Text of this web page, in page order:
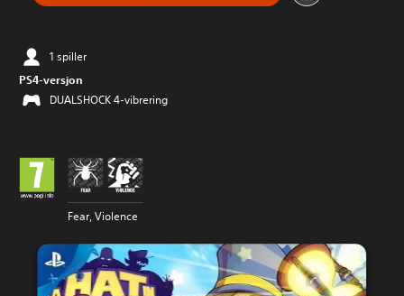
1 spiller
PS4-versjon
DUALSHOCK 4-vibrering
Fear, Violence